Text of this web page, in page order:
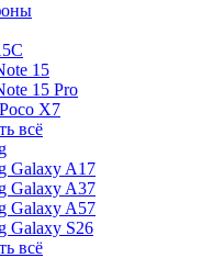
15
15 Pro
X7
всё
Galaxy A17
Galaxy A37
Galaxy A57
Galaxy S26
всё